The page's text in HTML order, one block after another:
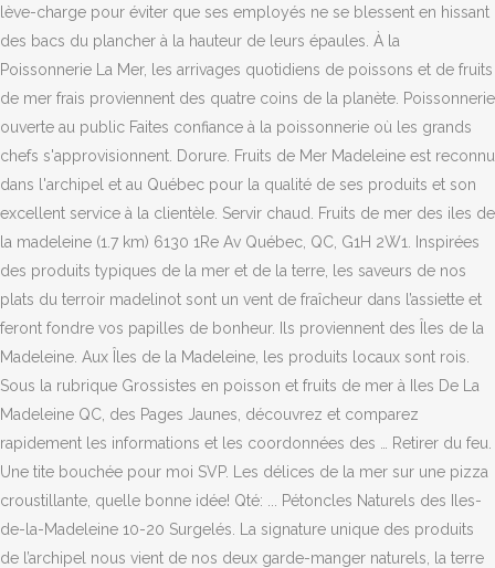
lève-charge pour éviter que ses employés ne se blessent en hissant
des bacs du plancher à la hauteur de leurs épaules. À la
Poissonnerie La Mer, les arrivages quotidiens de poissons et de fruits
de mer frais proviennent des quatre coins de la planète. Poissonnerie
ouverte au public Faites confiance à la poissonnerie où les grands
chefs s'approvisionnent. Dorure. Fruits de Mer Madeleine est reconnu
dans l'archipel et au Québec pour la qualité de ses produits et son
excellent service à la clientèle. Servir chaud. Fruits de mer des iles de
la madeleine (1.7 km) 6130 1Re Av Québec, QC, G1H 2W1. Inspirées
des produits typiques de la mer et de la terre, les saveurs de nos
plats du terroir madelinot sont un vent de fraîcheur dans l’assiette et
feront fondre vos papilles de bonheur. Ils proviennent des Îles de la
Madeleine. Aux Îles de la Madeleine, les produits locaux sont rois.
Sous la rubrique Grossistes en poisson et fruits de mer à Iles De La
Madeleine QC, des Pages Jaunes, découvrez et comparez
rapidement les informations et les coordonnées des … Retirer du feu.
Une tite bouchée pour moi SVP. Les délices de la mer sur une pizza
croustillante, quelle bonne idée! Qté: ... Pétoncles Naturels des Iles-
de-la-Madeleine 10-20 Surgelés. La signature unique des produits
de l’archipel nous vient de nos deux garde-manger naturels, la terre